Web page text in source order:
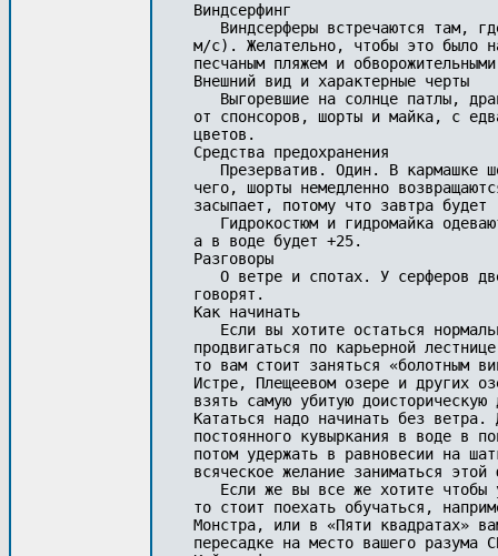
Виндсерфинг
Виндсерферы встречаются там,
м/с). Желательно, чтобы это было
песчаным пляжем и
Внешний вид и характерные черты
Выгоревшие на солнце патлы,
от спонсоров, шорты и майка, с
цветов.
Средства предохранения
Презерватив. Один. В кармашке
чего, шорты немедленно
засыпает, потому что завтра
Гидрокостюм и гидромайка
а в воде будет +25.
Разговоры
О ветре и спотах. У серферов
говорят.
Как начинать
Если вы хотите остаться
продвигаться по карьерной
то вам стоит заняться «болотным
Истре, Плещеевом озере и других
взять самую убитую
Кататься надо начинать без
постоянного кувыркания в воде в
потом удержать в равновесии на
всяческое желание заниматься этой
Если же вы все же хотите
то стоит поехать обучаться,
Монстра, или в «Пяти квадратах»
пересадке на место вашего разума